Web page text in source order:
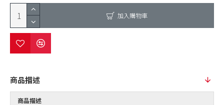
加入購物車
商品描述
商品描述